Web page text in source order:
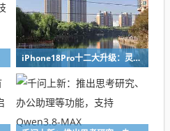
iPhone18Pro十二大升级：灵动岛首次缩小、首次2nm芯片